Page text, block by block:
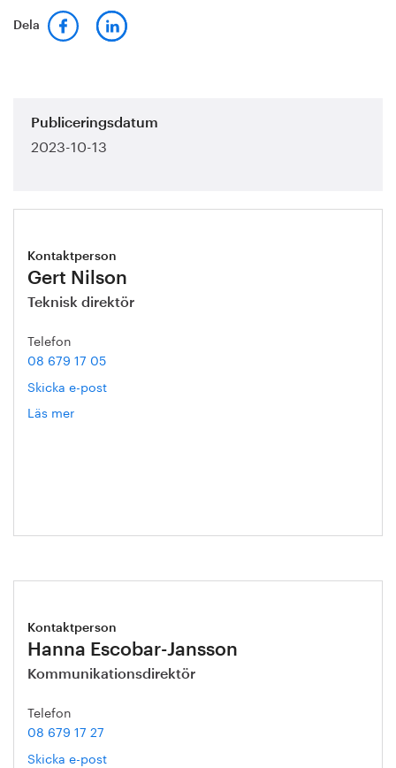
Dela
Publiceringsdatum
2023-10-13
Kontaktperson
Gert Nilson
Teknisk direktör
Telefon
08 679 17 05
Skicka e-post
Läs mer
Kontaktperson
Hanna Escobar-Jansson
Kommunikationsdirektör
Telefon
08 679 17 27
Skicka e-post